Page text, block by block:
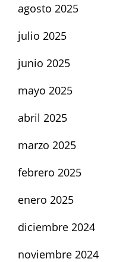
agosto 2025
julio 2025
junio 2025
mayo 2025
abril 2025
marzo 2025
febrero 2025
enero 2025
diciembre 2024
noviembre 2024